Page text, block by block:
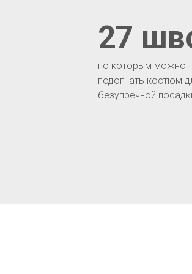
по которым можно
подогнать костюм
безупречной
27